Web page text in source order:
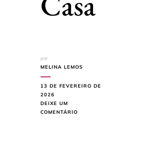
por
MELINA LEMOS
13 DE FEVEREIRO DE
2026
DEIXE UM
COMENTÁRIO